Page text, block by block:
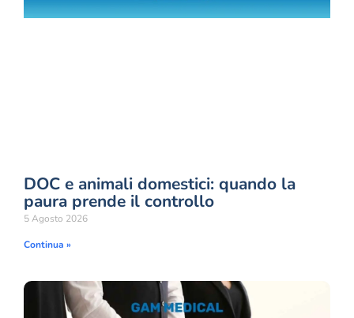
DOC e animali domestici: quando la
paura prende il controllo
5 Agosto 2026
Continua »